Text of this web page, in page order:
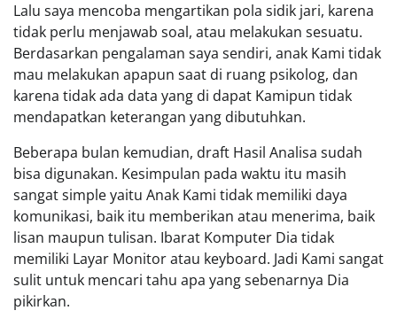
Lalu saya mencoba mengartikan pola sidik jari, karena
tidak perlu menjawab soal, atau melakukan sesuatu.
Berdasarkan pengalaman saya sendiri, anak Kami tidak
mau melakukan apapun saat di ruang psikolog, dan
karena tidak ada data yang di dapat Kamipun tidak
mendapatkan keterangan yang dibutuhkan.
Beberapa bulan kemudian, draft Hasil Analisa sudah
bisa digunakan. Kesimpulan pada waktu itu masih
sangat simple yaitu Anak Kami tidak memiliki daya
komunikasi, baik itu memberikan atau menerima, baik
lisan maupun tulisan. Ibarat Komputer Dia tidak
memiliki Layar Monitor atau keyboard. Jadi Kami sangat
sulit untuk mencari tahu apa yang sebenarnya Dia
pikirkan.